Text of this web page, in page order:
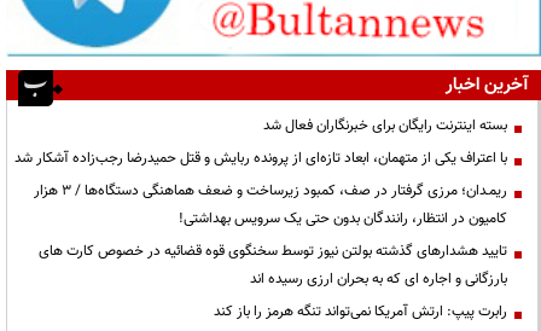
آخرین اخبار
بسته اینترنت رایگان برای خبرنگاران فعال شد
با اعتراف یکی از متهمان، ابعاد تازه‌ای از پرونده ربایش و قتل حمیدرضا رجب‌زاده آشکار شد
ریمـدان؛ مرزی گرفتار در صف، کمبود زیرساخت و ضعف هماهنگی دستگاه‌ها / ۳ هزار
کامیون در انتظار، رانندگان بدون حتی یک سرویس بهداشتی!
تایید هشدارهای گذشته بولتن نیوز توسط سخنگوی قوه قضائیه در خصوص کارت های
بارزگانی و اجاره ای که به بحران ارزی رسیده اند
رابرت پیپ: ارتش آمریکا نمی‌تواند تنگه هرمز را باز کند